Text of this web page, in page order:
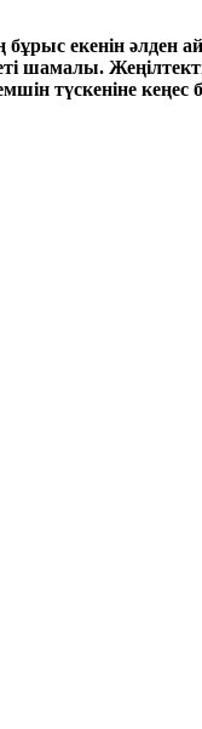
екенін әлден
шамалы.
түскеніне кеңес